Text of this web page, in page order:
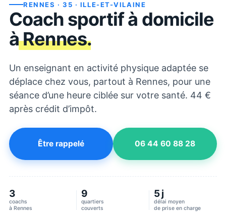
RENNES · 35 · ILLE-ET-VILAINE
Coach sportif à domicile
àRennes.
Un enseignant en activité physique adaptée se
déplace chez vous, partout à Rennes, pour une
séance d’une heure ciblée sur votre santé. 44 €
après crédit d’impôt.
Être rappelé 06 44 60 88 28
3
coachs
à Rennes
9
quartiers
couverts
5 j
délai moyen
de prise en charge